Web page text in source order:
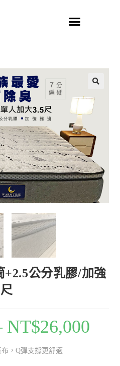
+2.5公分乳膠/加強
NT$26,000
布，Q彈支撐更舒適